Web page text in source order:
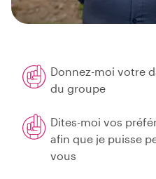
Donnez-moi votre
du groupe
Dites-moi vos
afin que je puisse
vous